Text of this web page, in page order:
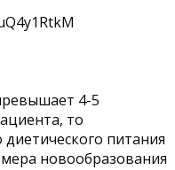
4-5
то
питания
новообразования